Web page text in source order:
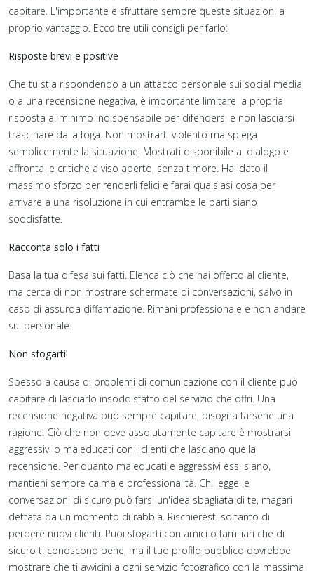
capitare. L'importante è sfruttare sempre queste situazioni a
proprio vantaggio. Ecco tre utili consigli per farlo:
Risposte brevi e positive
Che tu stia rispondendo a un attacco personale sui social media
o a una recensione negativa, è importante limitare la propria
risposta al minimo indispensabile per difendersi e non lasciarsi
trascinare dalla foga. Non mostrarti violento ma spiega
semplicemente la situazione. Mostrati disponibile al dialogo e
affronta le critiche a viso aperto, senza timore. Hai dato il
massimo sforzo per renderli felici e farai qualsiasi cosa per
arrivare a una risoluzione in cui entrambe le parti siano
soddisfatte.
Racconta solo i fatti
Basa la tua difesa sui fatti. Elenca ciò che hai offerto al cliente,
ma cerca di non mostrare schermate di conversazioni, salvo in
caso di assurda diffamazione. Rimani professionale e non andare
sul personale.
Non sfogarti!
Spesso a causa di problemi di comunicazione con il cliente può
capitare di lasciarlo insoddisfatto del servizio che offri. Una
recensione negativa può sempre capitare, bisogna farsene una
ragione. Ciò che non deve assolutamente capitare è mostrarsi
aggressivi o maleducati con i clienti che lasciano quella
recensione. Per quanto maleducati e aggressivi essi siano,
mantieni sempre calma e professionalità. Chi legge le
conversazioni di sicuro può farsi un'idea sbagliata di te, magari
dettata da un momento di rabbia. Rischieresti soltanto di
perdere nuovi clienti. Puoi sfogarti con amici o familiari che di
sicuro ti conoscono bene, ma il tuo profilo pubblico dovrebbe
mostrare che ti avvicini a ogni servizio fotografico con la massima